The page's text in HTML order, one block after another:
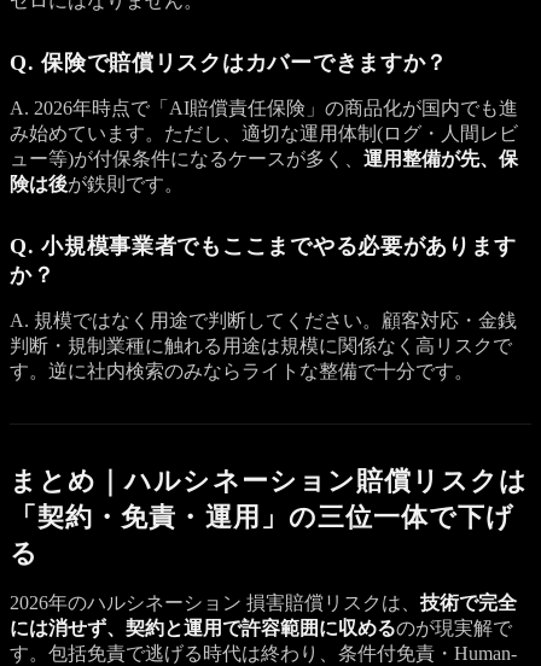
Q. 保険で賠償リスクはカバーできますか？
A. 2026年時点で「AI賠償責任保険」の商品化が国内でも進
み始めています。ただし、適切な運用体制(ログ・人間レビ
ュー等)が付保条件になるケースが多く、 運用整備が先、保
険は後が鉄則です。
Q. 小規模事業者でもここまでやる必要があります
か？
A. 規模ではなく用途で判断してください。顧客対応・金銭
判断・規制業種に触れる用途は規模に関係なく高リスクで
す。逆に社内検索のみならライトな整備で十分です。
まとめ｜ハルシネーション賠償リスクは
「契約・免責・運用」の三位一体で下げ
る
2026年のハルシネーション 損害賠償リスクは、 技術で完全
には消せず、契約と運用で許容範囲に収めるのが現実解で
す。包括免責で逃げる時代は終わり、条件付免責・Human-